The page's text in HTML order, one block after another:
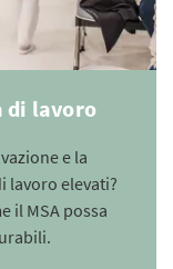
di lavoro
e la
lavoro elevati?
il MSA possa